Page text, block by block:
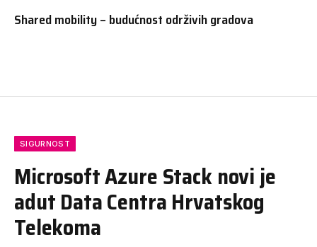
Shared mobility – budućnost održivih gradova
SIGURNOST
Microsoft Azure Stack novi je
adut Data Centra Hrvatskog
Telekoma